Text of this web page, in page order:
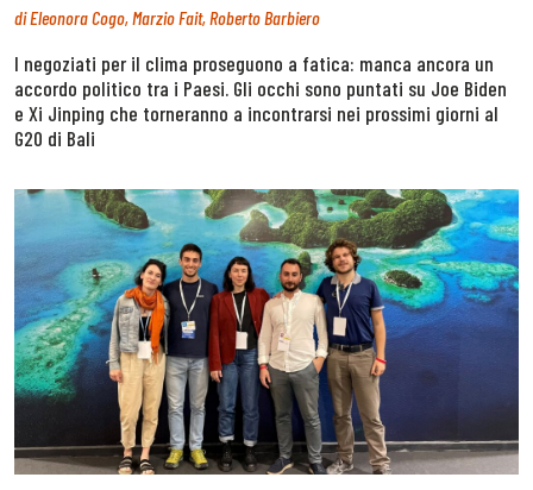
diEleonora Cogo, Marzio Fait, Roberto Barbiero
I negoziati per il clima proseguono a fatica: manca ancora un
accordo politico tra i Paesi. Gli occhi sono puntati su Joe Biden
e Xi Jinping che torneranno a incontrarsi nei prossimi giorni al
G20 di Bali